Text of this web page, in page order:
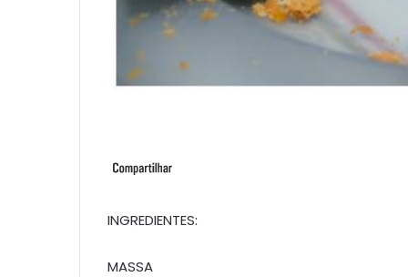
INGREDIENTES:
MASSA